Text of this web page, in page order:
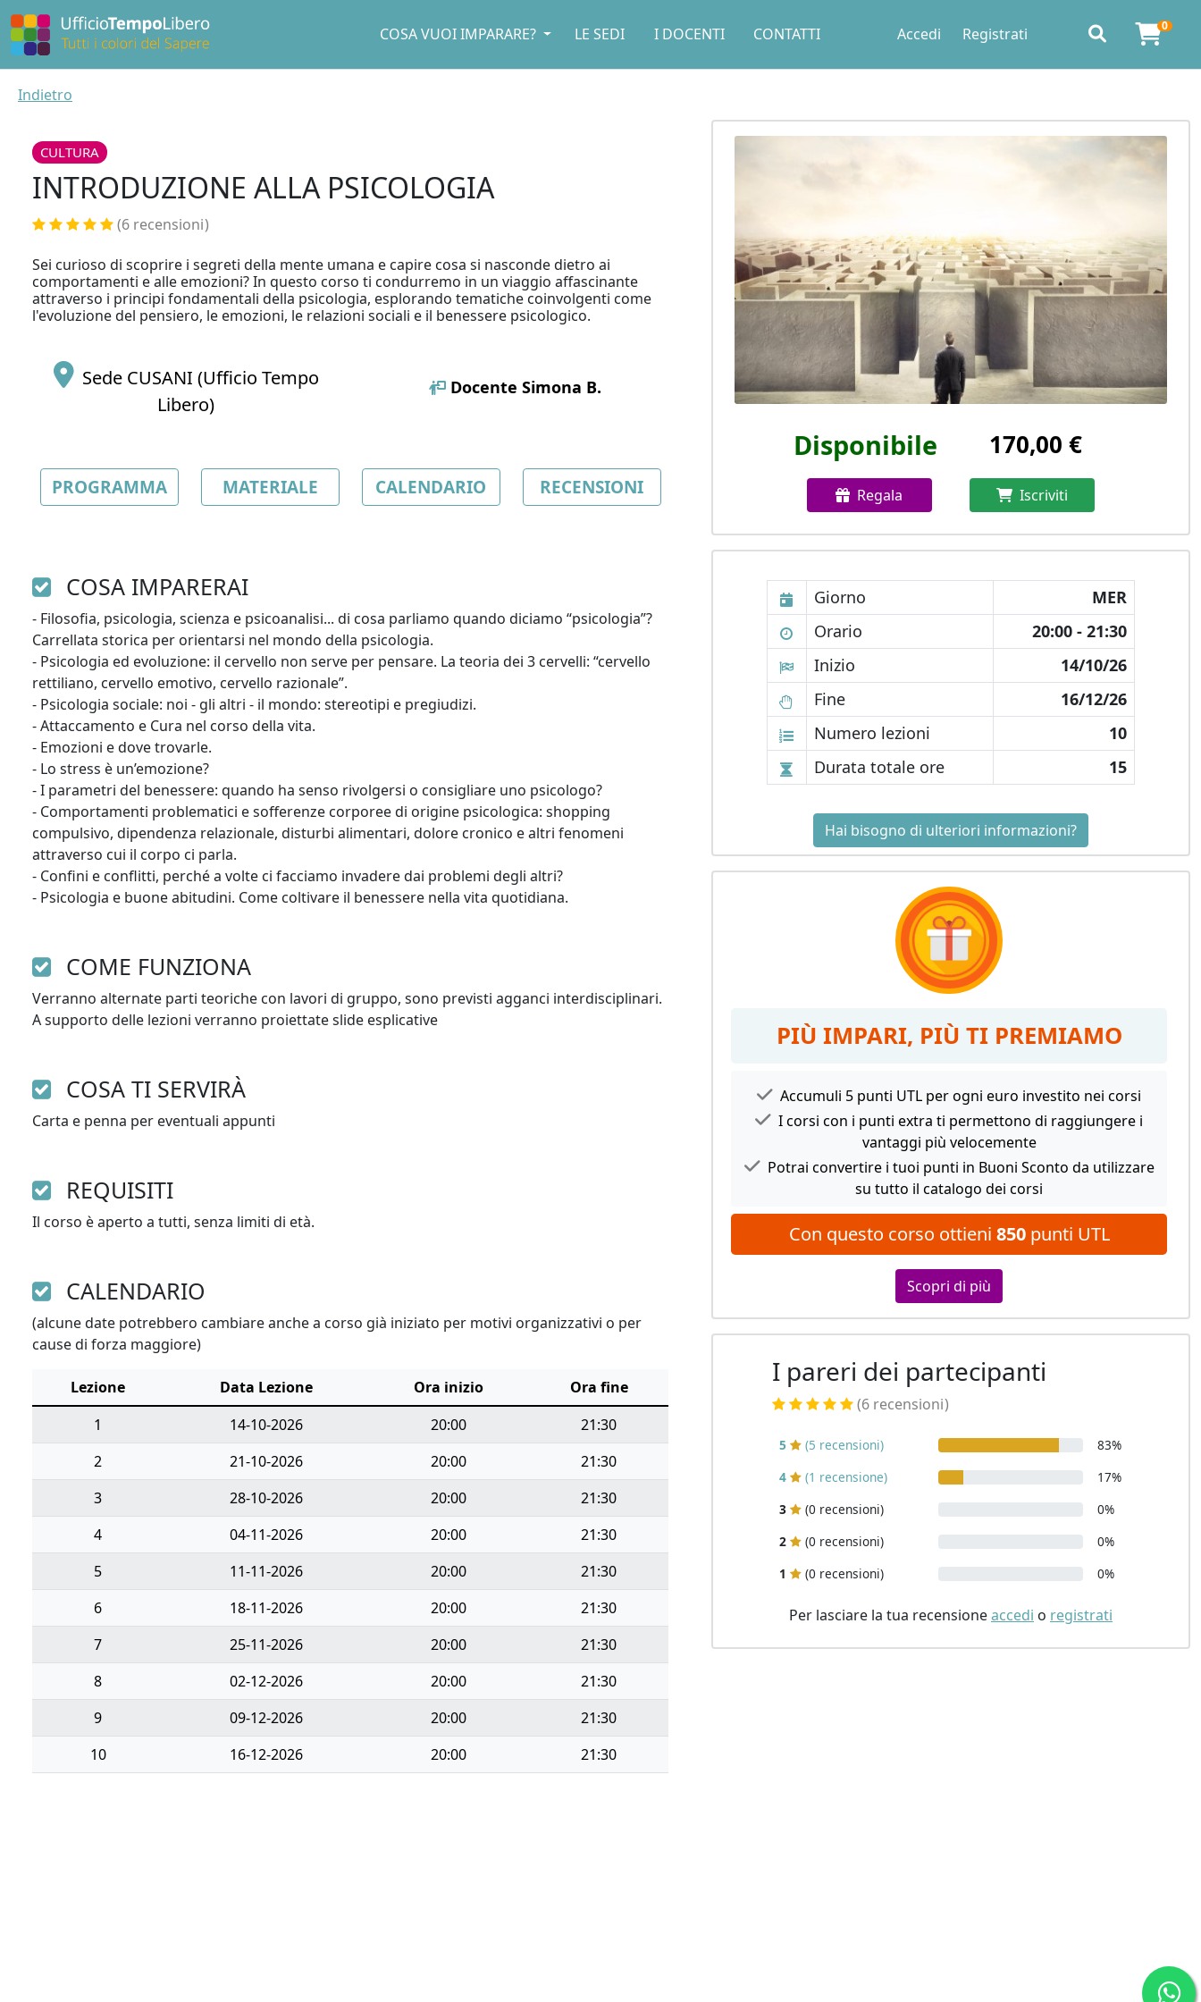
COSA VUOI IMPARARE? LE SEDI I DOCENTI CONTATTI Accedi Registrati 0
Indietro
CULTURA
INTRODUZIONE ALLA PSICOLOGIA
(6 recensioni)
Sei curioso di scoprire i segreti della mente umana e capire cosa si nasconde dietro ai
comportamenti e alle emozioni? In questo corso ti condurremo in un viaggio affascinante
attraverso i principi fondamentali della psicologia, esplorando tematiche coinvolgenti come
l'evoluzione del pensiero, le emozioni, le relazioni sociali e il benessere psicologico.
Sede CUSANI (Ufficio Tempo
Libero)
Docente Simona B.
PROGRAMMA MATERIALE CALENDARIO RECENSIONI
Disponibile 170,00 €
Regala Iscriviti
COSA IMPARERAI
- Filosofia, psicologia, scienza e psicoanalisi... di cosa parliamo quando diciamo “psicologia”?
Carrellata storica per orientarsi nel mondo della psicologia.
- Psicologia ed evoluzione: il cervello non serve per pensare. La teoria dei 3 cervelli: “cervello
rettiliano, cervello emotivo, cervello razionale”.
- Psicologia sociale: noi - gli altri - il mondo: stereotipi e pregiudizi.
- Attaccamento e Cura nel corso della vita.
- Emozioni e dove trovarle.
- Lo stress è un’emozione?
- I parametri del benessere: quando ha senso rivolgersi o consigliare uno psicologo?
- Comportamenti problematici e sofferenze corporee di origine psicologica: shopping
compulsivo, dipendenza relazionale, disturbi alimentari, dolore cronico e altri fenomeni
attraverso cui il corpo ci parla.
- Confini e conflitti, perché a volte ci facciamo invadere dai problemi degli altri?
- Psicologia e buone abitudini. Come coltivare il benessere nella vita quotidiana.
COME FUNZIONA
Verranno alternate parti teoriche con lavori di gruppo, sono previsti agganci interdisciplinari.
COSA TI SERVIRÀ
Carta e penna per eventuali appunti
REQUISITI
Il corso è aperto a tutti, senza limiti di età.
CALENDARIO
(alcune date potrebbero cambiare anche a corso già iniziato per motivi organizzativi o per
cause di forza maggiore)
Lezione Data Lezione Ora inizio
Ora fine
1
14-10-2026 20:00
21:30
2
21-10-2026 20:00
21:30
3
28-10-2026 20:00
21:30
4
04-11-2026 20:00
21:30
5
11-11-2026 20:00
21:30
6
18-11-2026 20:00
21:30
7
25-11-2026 20:00
21:30
8
02-12-2026 20:00
21:30
9
09-12-2026 20:00
21:30
10
16-12-2026 20:00 21:30
Giorno
MER
Orario
20:00 - 21:30
Inizio
14/10/26
Fine
16/12/26
Numero lezioni
10
Durata totale ore
15
Hai bisogno di ulteriori informazioni?
PIÙ IMPARI, PIÙ TI PREMIAMO
Accumuli 5 punti UTL per ogni euro investito nei corsi
I corsi con i punti extra ti permettono di raggiungere i
vantaggi più velocemente
Potrai convertire i tuoi punti in Buoni Sconto da utilizzare
su tutto il catalogo dei corsi
Con questo corso ottieni 850punti UTL
Scopri di più
I pareri dei partecipanti
(6 recensioni)
5 (5 recensioni)
83%
4
(1 recensione)
17%
3
(0 recensioni)
0%
2
(0 recensioni)
0%
1
(0 recensioni) 0%
Per lasciare la tua recensioneaccedi o registrati